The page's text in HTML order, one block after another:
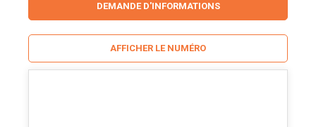
DEMANDE D'INFORMATIONS
AFFICHER LE NUMÉRO